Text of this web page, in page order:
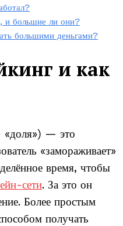
и большие ли они?
большими деньгами?
и как
— это
«замораживает»
время, чтобы
сети. За это он
Более простым
получать